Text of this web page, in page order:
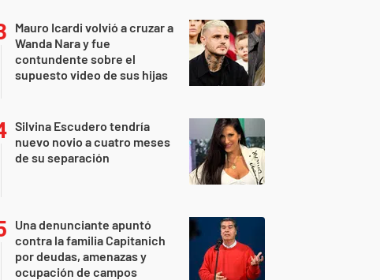
Mauro Icardi volvió a cruzar a
Wanda Nara y fue
contundente sobre el
supuesto video de sus hijas
Silvina Escudero tendría
nuevo novio a cuatro meses
de su separación
Una denunciante apuntó
contra la familia Capitanich
por deudas, amenazas y
ocupación de campos